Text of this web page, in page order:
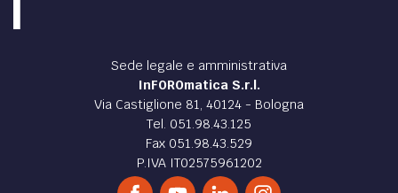
Sede legale e amministrativa
InFOROmatica S.r.l.
Via Castiglione 81, 40124 - Bologna
Tel. 051.98.43.125
Fax 051.98.43.529
P.IVA IT02575961202